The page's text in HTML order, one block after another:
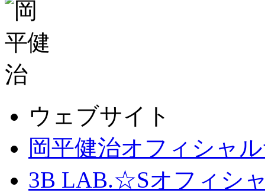
ウェブサイト
岡平健治オフィシャ
3B LAB.☆Sオフィシ